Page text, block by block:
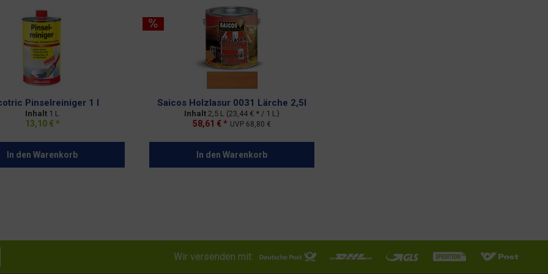
Pinselreiniger 1 l
Inhalt 1 L
13,10 € *
In den Warenkorb
Saicos Holzlasur 0031 Lärche 2,5l
Inhalt 2,5 L (23,44 € * / 1 L)
58,61 € * UVP 68,80 €
In den Warenkorb
Wir versenden mit: